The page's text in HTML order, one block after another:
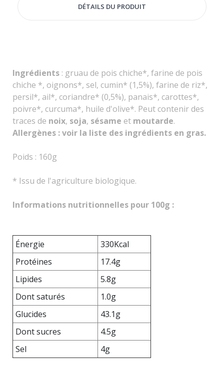
DÉTAILS DU PRODUIT
Ingrédients : gruau de pois chiche*, farine de pois
chiche *, oignons*, sel, cumin* (1,5%), farine de riz*,
persil*, ail*, coriandre* (0,5%), panais*, carottes*,
poivre*, curcuma*, huile d'olive*. Peut contenir des
traces de noix, soja, sésame et moutarde.
Allergènes : voir la liste des ingrédients en gras.
Poids : 160g
* Issu de l'agriculture biologique.
Informations nutritionnelles pour 100g :
Énergie
330Kcal
Protéines
17.4g
Lipides
5.8g
Dont saturés
1.0g
Glucides
43.1g
Dont sucres
4.5g
Sel
4g